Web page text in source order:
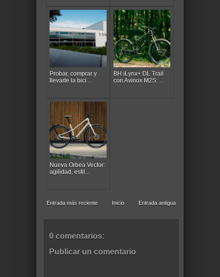
Probar, comprar y
llevarte la bici ...
BH iLynx+ DL Trail
con Avinox M2S: ...
Nueva Orbea Vector:
agilidad, estil...
Entrada más reciente Entrada antigua
Inicio
0 comentarios:
Publicar un comentario